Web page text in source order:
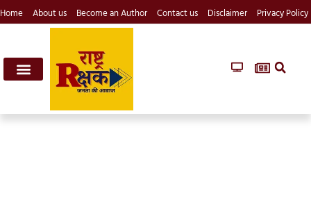
Home About us Become an Author Contact us Disclaimer Privacy Policy